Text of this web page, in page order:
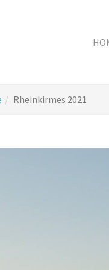
Rheinkirmes 2021